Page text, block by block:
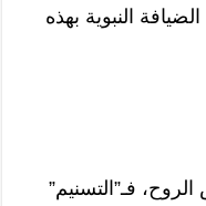
النبوية بهذه
فـ”التسنيم”